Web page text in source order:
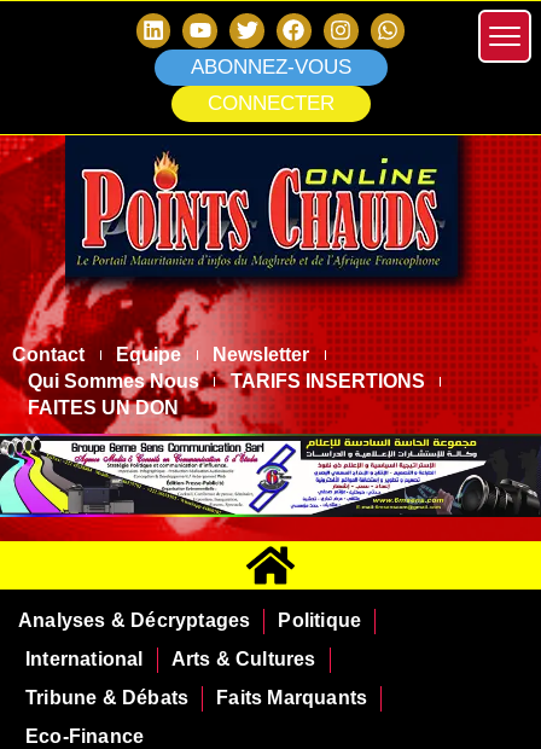
ABONNEZ-VOUS
CONNECTER
Contact Equipe
Newsletter
Qui Sommes Nous
TARIFS INSERTIONS
FAITES UN DON
Analyses & Décryptages
Politique
International
Arts & Cultures
Tribune & Débats
Faits Marquants
Eco-Finance